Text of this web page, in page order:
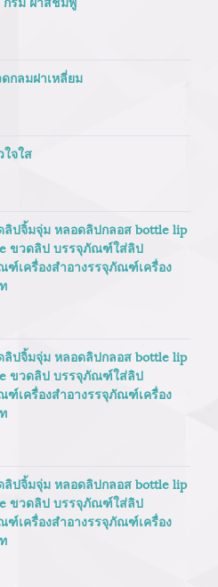
กลมฝาเหลี่ยม
จใส
ปจิ้มจุ่ม หลอดลิปกลอส bottle lip
ขวดลิป บรรจุภัณฑ์ใส่ลิป
เครื่องสำอางรรจุภัณฑ์เครื่อง
ปจิ้มจุ่ม หลอดลิปกลอส bottle lip
ขวดลิป บรรจุภัณฑ์ใส่ลิป
เครื่องสำอางรรจุภัณฑ์เครื่อง
ปจิ้มจุ่ม หลอดลิปกลอส bottle lip
ขวดลิป บรรจุภัณฑ์ใส่ลิป
เครื่องสำอางรรจุภัณฑ์เครื่อง